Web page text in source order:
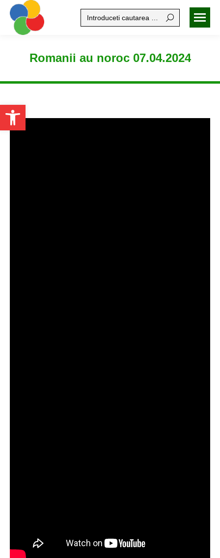
Open toolbar
Search:
Romanii au noroc 07.04.2024